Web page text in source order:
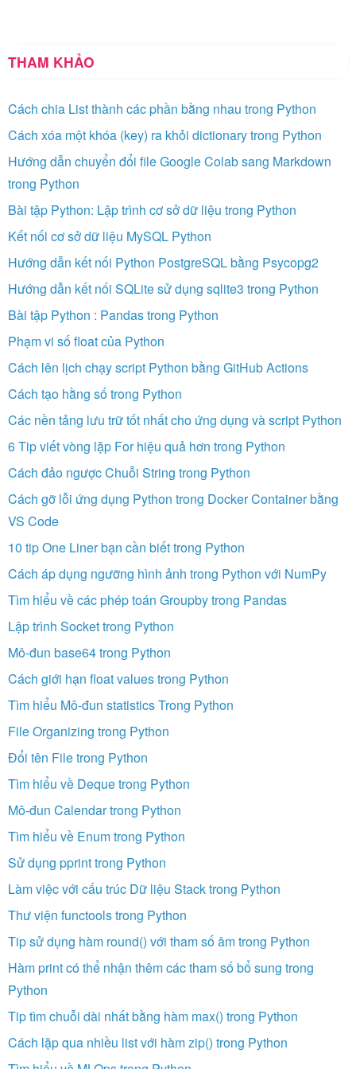
THAM KHẢO
Cách chia List thành các phần bằng nhau trong Python
Cách xóa một khóa (key) ra khỏi dictionary trong Python
Hướng dẫn chuyển đổi file Google Colab sang Markdown
trong Python
Bài tập Python: Lập trình cơ sở dữ liệu trong Python
Kết nối cơ sở dữ liệu MySQL Python
Hướng dẫn kết nối Python PostgreSQL bằng Psycopg2
Hướng dẫn kết nối SQLite sử dụng sqlite3 trong Python
Bài tập Python : Pandas trong Python
Phạm vi số float của Python
Cách lên lịch chạy script Python bằng GitHub Actions
Cách tạo hằng số trong Python
Các nền tảng lưu trữ tốt nhất cho ứng dụng và script Python
6 Tip viết vòng lặp For hiệu quả hơn trong Python
Cách đảo ngược Chuỗi String trong Python
Cách gỡ lỗi ứng dụng Python trong Docker Container bằng
VS Code
10 tip One Liner bạn cần biết trong Python
Cách áp dụng ngưỡng hình ảnh trong Python với NumPy
Tìm hiểu về các phép toán Groupby trong Pandas
Lập trình Socket trong Python
Mô-đun base64 trong Python
Cách giới hạn float values trong Python
Tìm hiểu Mô-đun statistics Trong Python
File Organizing trong Python
Đổi tên File trong Python
Tìm hiểu về Deque trong Python
Mô-đun Calendar trong Python
Tìm hiểu về Enum trong Python
Sử dụng pprint trong Python
Làm việc với cấu trúc Dữ liệu Stack trong Python
Thư viện functools trong Python
Tip sử dụng hàm round() với tham số âm trong Python
Hàm print có thể nhận thêm các tham số bổ sung trong
Python
Tip tìm chuỗi dài nhất bằng hàm max() trong Python
Cách lặp qua nhiều list với hàm zip() trong Python